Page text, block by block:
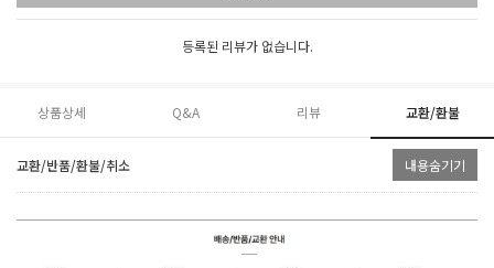
등록된 리뷰가 없습니다.
상품상세 Q&A 리뷰 교환/환불
교환/반품/환불/취소 내용숨기기